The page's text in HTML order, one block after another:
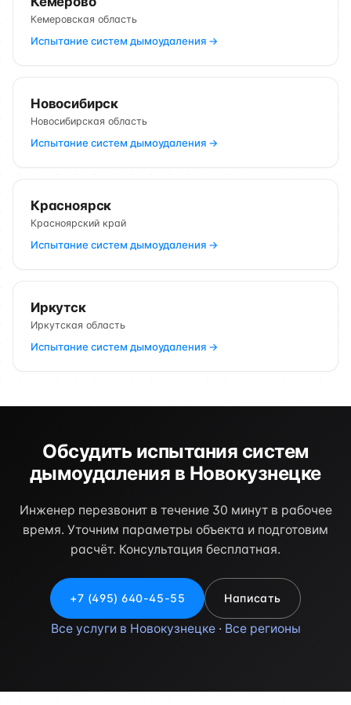
Кемеровская область
Испытание систем дымоудаления →
Новосибирск
Новосибирская область
Испытание систем дымоудаления →
Красноярск
Красноярский край
Испытание систем дымоудаления →
Иркутск
Иркутская область
Испытание систем дымоудаления →
Обсудить испытания систем
дымоудаления в Новокузнецке
Инженер перезвонит в течение 30 минут в рабочее
время. Уточним параметры объекта и подготовим
расчёт. Консультация бесплатная.
+7 (495) 640-45-55 Написать
Все услуги в Новокузнецке· Все регионы